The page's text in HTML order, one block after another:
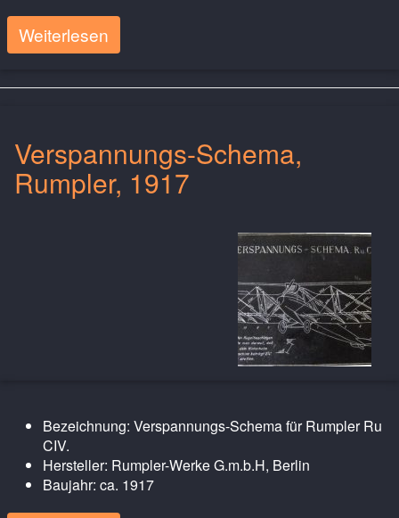
Weiterlesen
Verspannungs-Schema,
Rumpler, 1917
Bezeichnung: Verspannungs-Schema für Rumpler Ru
CIV.
Hersteller: Rumpler-Werke G.m.b.H, Berlin
Baujahr: ca. 1917